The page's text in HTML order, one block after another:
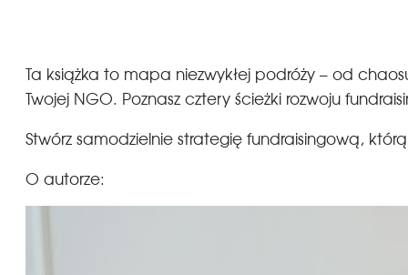
Ta książka to mapa niezwykłej podróży – od
Twojej NGO. Poznasz cztery ścieżki rozwoju
Stwórz samodzielnie strategię fundraisingową,
O autorze: